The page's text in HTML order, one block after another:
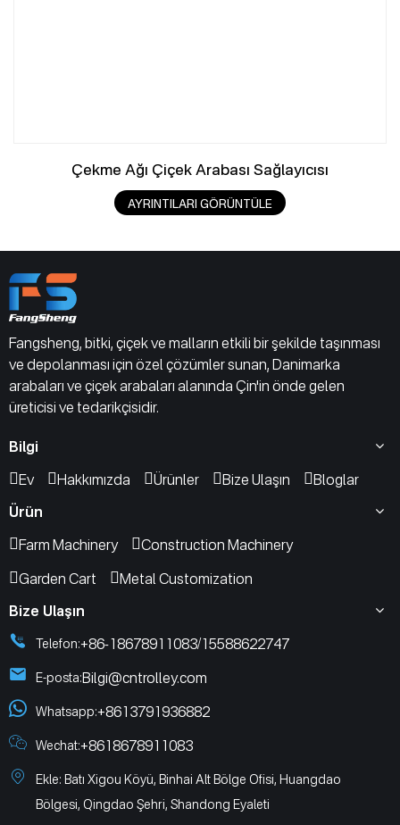
Çekme Ağı Çiçek Arabası Sağlayıcısı
AYRINTILARI GÖRÜNTÜLE
Fangsheng, bitki, çiçek ve malların etkili bir şekilde taşınması
ve depolanması için özel çözümler sunan, Danimarka
arabaları ve çiçek arabaları alanında Çin'in önde gelen
üreticisi ve tedarikçisidir.
Bilgi
Ev
Hakkımızda Ürünler Bize Ulaşın
Bloglar
Ürün
Farm Machinery
Construction Machinery
Garden Cart
Metal Customization
Bize Ulaşın
Telefon:+86-18678911083/15588622747
E-posta:Bilgi@cntrolley.com
Whatsapp:+8613791936882
Wechat:+8618678911083
Ekle: Batı Xigou Köyü, Binhai Alt Bölge Ofisi, Huangdao
Bölgesi, Qingdao Şehri, Shandong Eyaleti